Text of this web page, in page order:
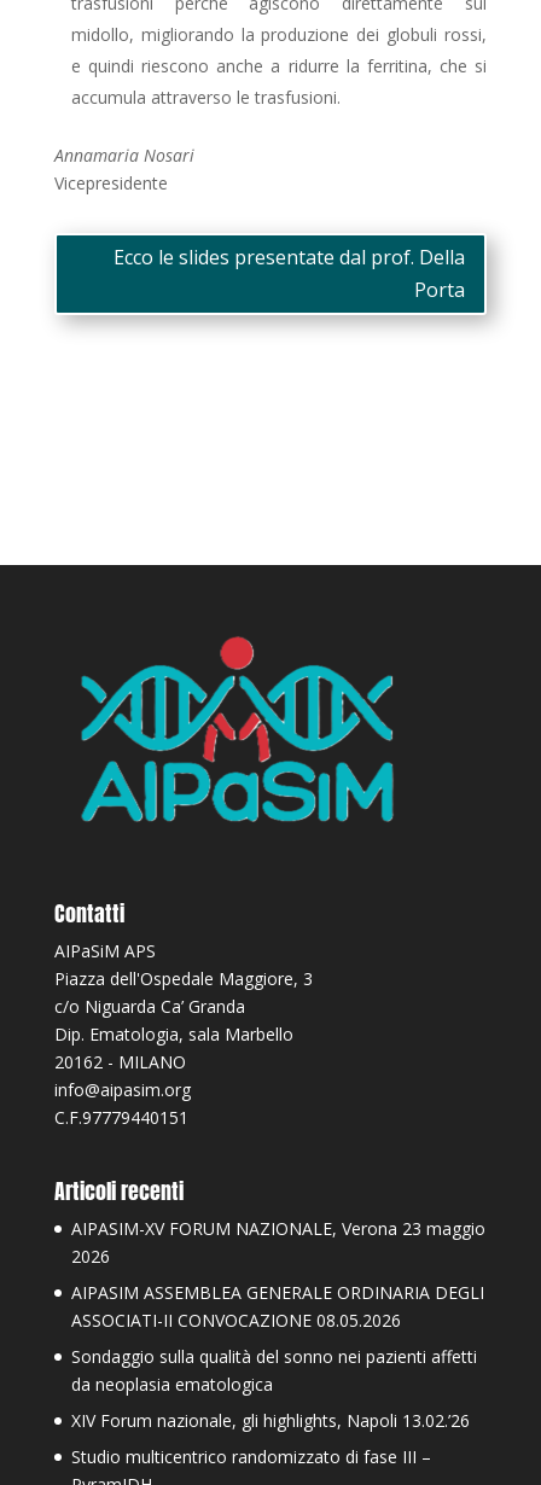
midollo, migliorando la produzione dei globuli rossi,
e quindi riescono anche a ridurre la ferritina, che si
accumula attraverso le trasfusioni.
Annamaria Nosari
Vicepresidente
Ecco le slides presentate dal prof. Della
Porta
Contatti
AIPaSiM APS
Piazza dell'Ospedale Maggiore, 3
c/o Niguarda Ca’ Granda
Dip. Ematologia, sala Marbello
20162 - MILANO
info@aipasim.org
C.F.97779440151
Articoli recenti
AIPASIM-XV FORUM NAZIONALE, Verona 23 maggio
2026
AIPASIM ASSEMBLEA GENERALE ORDINARIA DEGLI
ASSOCIATI-II CONVOCAZIONE 08.05.2026
Sondaggio sulla qualità del sonno nei pazienti affetti
da neoplasia ematologica
XIV Forum nazionale, gli highlights, Napoli 13.02.’26
Studio multicentrico randomizzato di fase III –